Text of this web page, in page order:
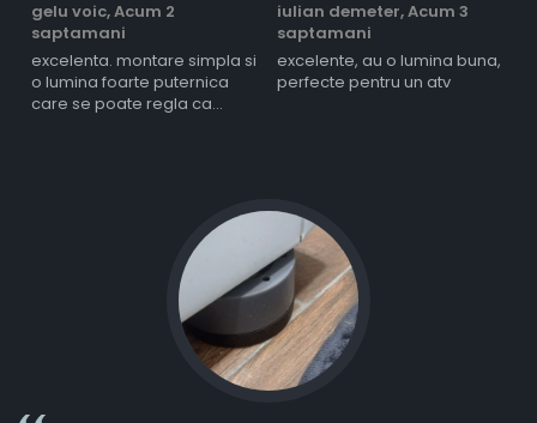
gelu voic,Acum 2
saptamani
excelenta. montare simpla si
o lumina foarte puternica
care se poate regla ca
iulian demeter,Acum 3
saptamani
excelente, au o lumina buna,
perfecte pentru un atv